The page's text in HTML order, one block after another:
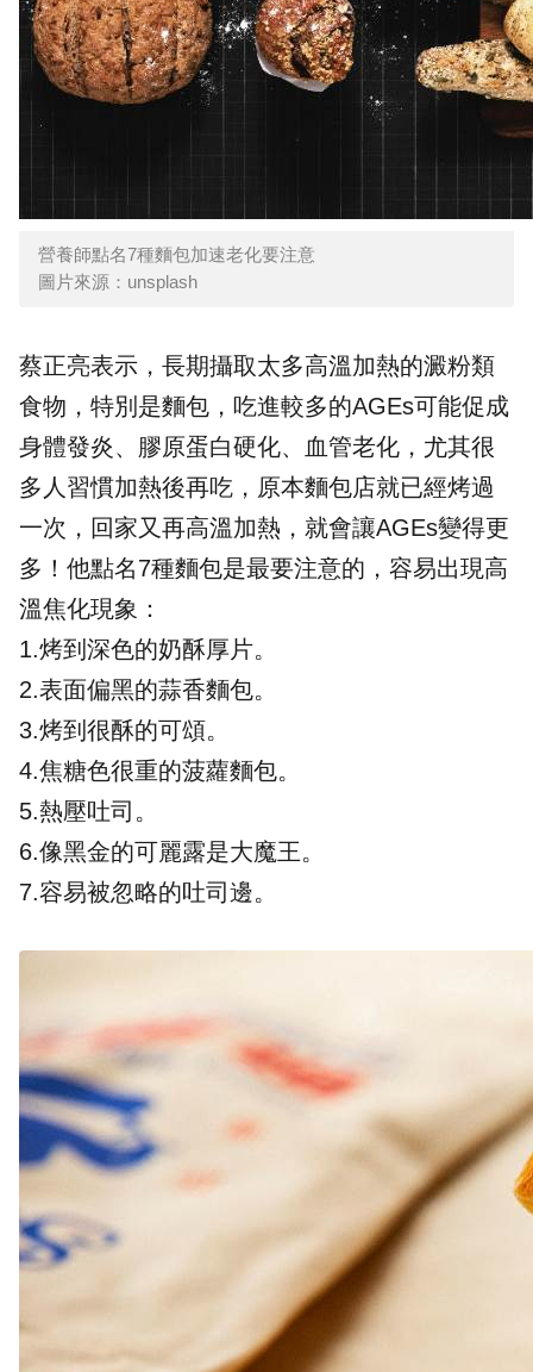
營養師點名7種麵包加速老化要注意
圖片來源：unsplash
蔡正亮表示，長期攝取太多高溫加熱的澱粉類
食物，特別是麵包，吃進較多的AGEs可能促成
身體發炎、膠原蛋白硬化、血管老化，尤其很
多人習慣加熱後再吃，原本麵包店就已經烤過
一次，回家又再高溫加熱，就會讓AGEs變得更
多！他點名7種麵包是最要注意的，容易出現高
溫焦化現象：
1.烤到深色的奶酥厚片。
2.表面偏黑的蒜香麵包。
3.烤到很酥的可頌。
4.焦糖色很重的菠蘿麵包。
5.熱壓吐司。
6.像黑金的可麗露是大魔王。
7.容易被忽略的吐司邊。